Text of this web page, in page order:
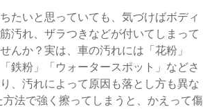
たいと思っていても、気づけばボディ
汚れ、ザラつきなどが付いてしまって
んか？実は、車の汚れには「花粉」
鉄粉」「ウォータースポット」などさ
、汚れによって原因も落とし方も異な
方法で強く擦ってしまうと、かえって傷